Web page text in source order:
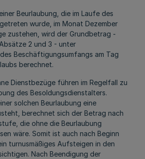
Beurlaubung, die im Laufe des
wurde, im Monat Dezember
zustehen, wird der Grundbetrag -
2 und 3 - unter
Beschäftigungsumfangs am Tag
berechnet.
Dienstbezüge führen im Regelfall zu
des Besoldungsdienstalters.
solchen Beurlaubung eine
berechnet sich der Betrag nach
die ohne die Beurlaubung
wäre. Somit ist auch nach Beginn
turnusmäßiges Aufsteigen in den
Nach Beendigung der